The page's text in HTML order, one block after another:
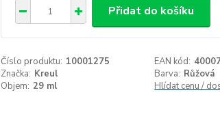
Přidat do košíku
Číslo produktu: 10001275 EAN kód:
Značka: Kreul Barva: Růžová
Objem: 29 ml Hlídat cenu /